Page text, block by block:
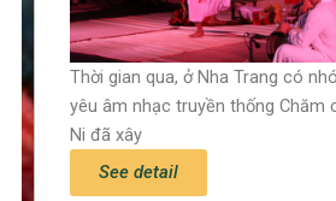
Thời gian qua, ở Nha Trang có
yêu âm nhạc truyền thống Chăm
Ni đã xây
See detail